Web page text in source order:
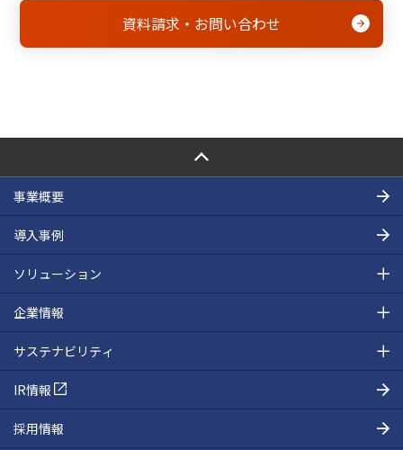
資料請求・お問い合わせ
PAGE TOP
事業概要
導入事例
ソリューション
企業情報
サステナビリティ
IR情報
採用情報